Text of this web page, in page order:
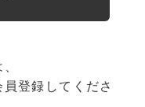
登録してくださ